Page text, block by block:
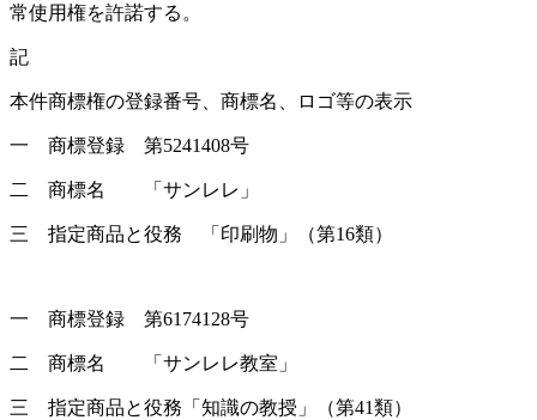
常使用権を許諾する。
記
本件商標権の登録番号、商標名、ロゴ等の表示
一 商標登録 第5241408号
二 商標名 「サンレレ」
三 指定商品と役務 「印刷物」（第16類）
一 商標登録 第6174128号
二 商標名 「サンレレ教室」
三 指定商品と役務「知識の教授」（第41類）